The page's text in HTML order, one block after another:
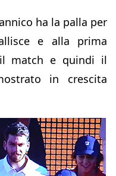
ha la palla per
e alla prima
match e quindi il
in crescita